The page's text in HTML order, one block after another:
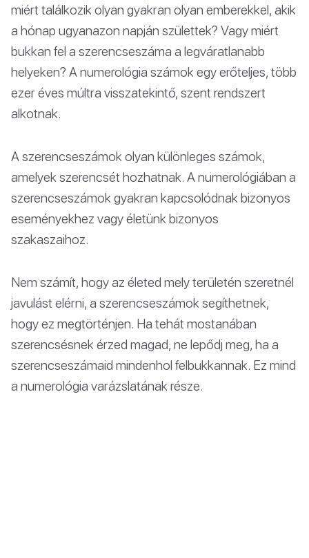
miért találkozik olyan gyakran olyan emberekkel, akik
a hónap ugyanazon napján születtek? Vagy miért
bukkan fel a szerencseszáma a legváratlanabb
helyeken? A numerológia számok egy erőteljes, több
ezer éves múltra visszatekintő, szent rendszert
alkotnak.
A szerencseszámok olyan különleges számok,
amelyek szerencsét hozhatnak. A numerológiában a
szerencseszámok gyakran kapcsolódnak bizonyos
eseményekhez vagy életünk bizonyos
szakaszaihoz.
Nem számít, hogy az életed mely területén szeretnél
javulást elérni, a szerencseszámok segíthetnek,
hogy ez megtörténjen. Ha tehát mostanában
szerencsésnek érzed magad, ne lepődj meg, ha a
szerencseszámaid mindenhol felbukkannak. Ez mind
a numerológia varázslatának része.